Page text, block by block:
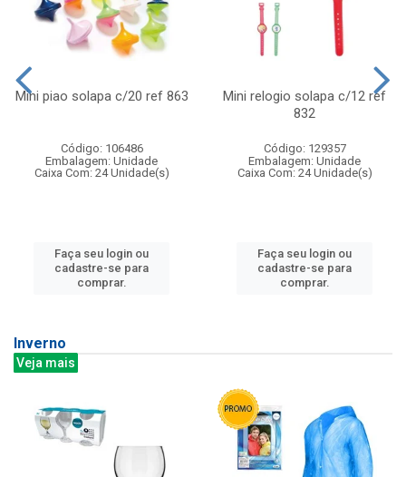
Mini piao solapa c/20 ref 863
Código: 106486
Embalagem: Unidade
Caixa Com: 24 Unidade(s)
Faça seu login ou
cadastre-se para
comprar.
Mini relogio solapa c/12 ref
832
Código: 129357
Embalagem: Unidade
Caixa Com: 24 Unidade(s)
Faça seu login ou
cadastre-se para
comprar.
Inverno
Veja mais